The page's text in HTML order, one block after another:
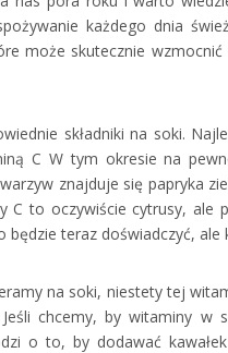
każdego dnia
może skutecznie
składniki na soki.
C W tym okresie na
znajduje się papryka
C to oczywiście cytrusy, ale
teraz doświadczyć, ale
na soki, niestety tej
chcemy, by witaminy w
o to, by dodawać